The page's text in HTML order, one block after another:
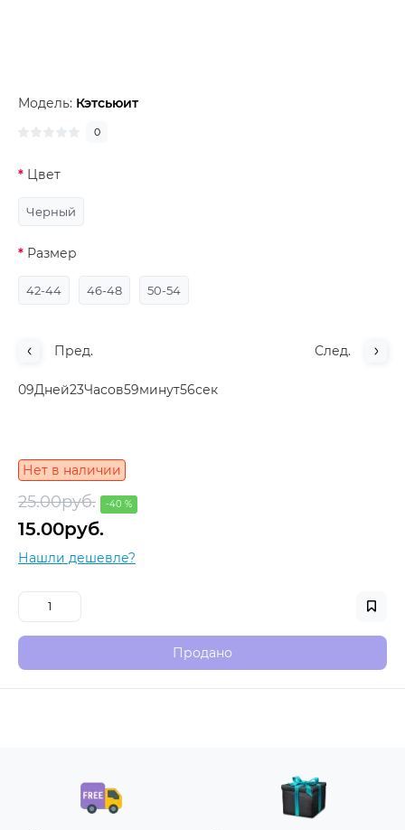
Модель: Кэтсьюит
0
Цвет
Черный
Размер
42-44 46-48 50-54
Пред. След.
09Дней23Часов59минут55сек
Нет в наличии
25.00руб. -40 %
15.00руб.
Нашли дешевле?
Продано